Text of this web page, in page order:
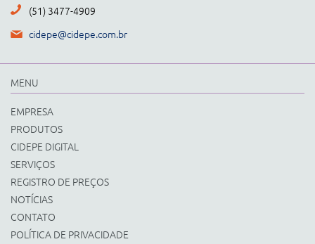
(51) 3477-4909
cidepe@cidepe.com.br
MENU
EMPRESA
PRODUTOS
CIDEPE DIGITAL
SERVIÇOS
REGISTRO DE PREÇOS
NOTÍCIAS
CONTATO
POLÍTICA DE PRIVACIDADE